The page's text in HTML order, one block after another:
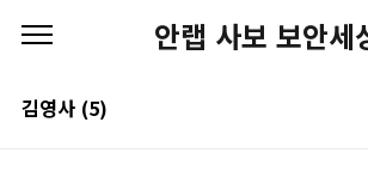
안랩 사보 보안세
김영사 (5)